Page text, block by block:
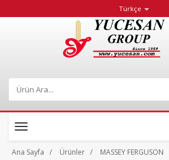
Türkçe
Toggle
Ana Sayfa Ürünler
MASSEY FERGUSON